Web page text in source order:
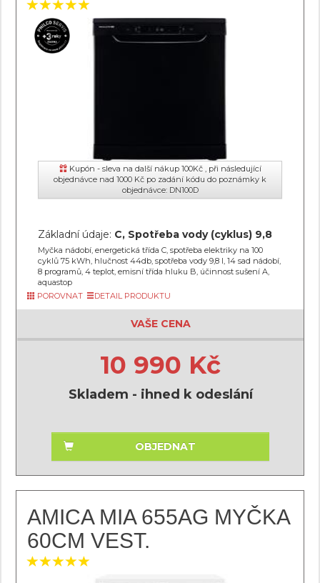
Kupón - sleva na další nákup 100Kč , při následující
objednávce nad 1000 Kč po zadání kódu do poznámky k
objednávce: DN100D
Základní údaje: C, Spotřeba vody (cyklus) 9,8
Myčka nádobí, energetická třída C, spotřeba elektriky na 100
cyklů 75 kWh, hlučnost 44db, spotřeba vody 9,8 l, 14 sad nádobí,
8 programů, 4 teplot, emisní třída hluku B, účinnost sušení A,
aquastop
POROVNAT
DETAIL PRODUKTU
VAŠE CENA
10 990 Kč
Skladem - ihned k odeslání
OBJEDNAT
AMICA MIA 655AG MYČKA
60CM VEST.